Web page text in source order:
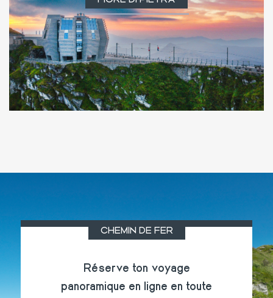
CHEMIN DE FER
Réserve ton voyage
panoramique en ligne en toute